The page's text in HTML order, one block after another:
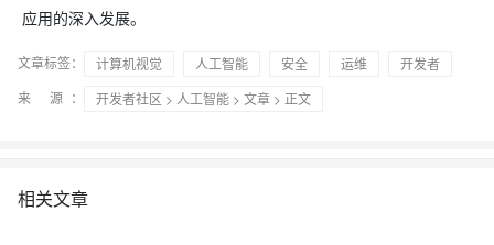
应用的深入发展。
文章标签： 计算机视觉 人工智能 安全 运维
开发者
来 源：
开发者社区 > 人工智能 > 文章 > 正文
相关文章